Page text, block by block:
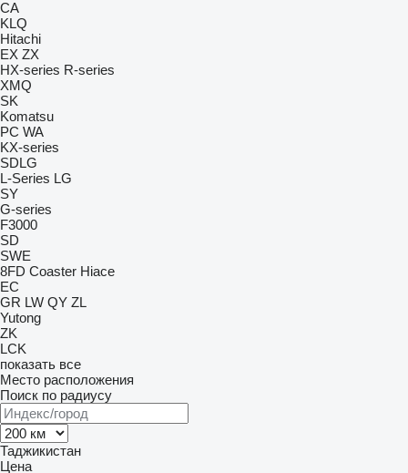
CA
KLQ
Hitachi
EX ZX
HX-series R-series
XMQ
SK
Komatsu
PC WA
KX-series
SDLG
L-Series LG
SY
G-series
F3000
SD
SWE
8FD Coaster Hiace
EC
GR LW QY ZL
Yutong
ZK
LCK
показать все
Место расположения
Поиск по радиусу
Таджикистан
Цена